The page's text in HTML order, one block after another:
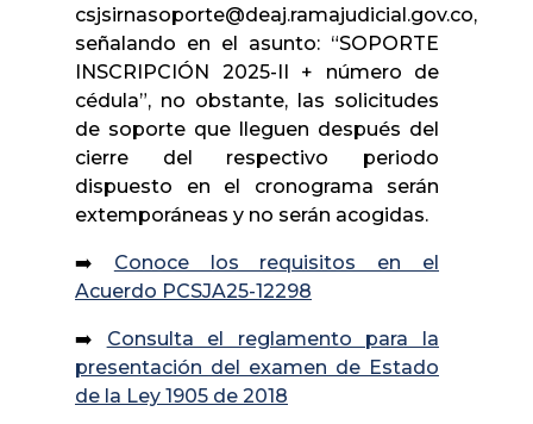
csjsirnasoporte@deaj.ramajudicial.gov.co,
señalando en el asunto: “SOPORTE
INSCRIPCIÓN 2025-II + número de
cédula”, no obstante, las solicitudes
de soporte que lleguen después del
cierre del respectivo periodo
dispuesto en el cronograma serán
extemporáneas y no serán acogidas.
➡️
Conoce los requisitos en el
Acuerdo PCSJA25-12298
➡️
Consulta el reglamento para la
presentación del examen de Estado
de la Ley 1905 de 2018